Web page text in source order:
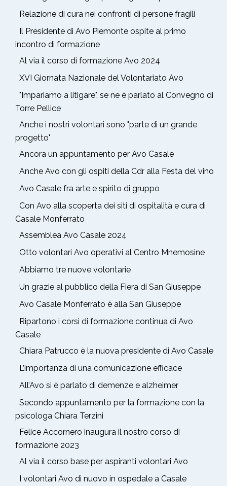
Relazione di cura nei confronti di persone fragili
Il Presidente di Avo Piemonte ospite al primo
incontro di formazione
Al via il corso di formazione Avo 2024
XVI Giornata Nazionale del Volontariato Avo
"Impariamo a litigare", se ne è parlato al Convegno di
Torre Pellice
Anche i nostri volontari sono "parte di un grande
progetto"
Ancora un appuntamento per Avo Casale
Anche Avo con gli ospiti della Cdr alla Festa del vino
Avo Casale fra arte e spirito di gruppo
Con Avo alla scoperta dei siti di ospitalità e cura di
Casale Monferrato
Assemblea Avo Casale 2024
Otto volontari Avo operativi al Centro Mnemosine
Abbiamo tre nuove volontarie
Un grazie al pubblico della Fiera di San Giuseppe
Avo Casale Monferrato è alla San Giuseppe
Ripartono i corsi di formazione continua di Avo
Casale
Chiara Patrucco è la nuova presidente di Avo Casale
L’importanza di una comunicazione efficace
All’Avo si è parlato di demenze e alzheimer
Secondo appuntamento per la formazione con la
psicologa Chiara Terzini
Felice Accornero inaugura il nostro corso di
formazione 2023
Al via il corso base per aspiranti volontari Avo
I volontari Avo di nuovo in ospedale a Casale